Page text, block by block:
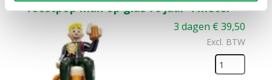
feestpop man op glas 70 jaar 4 meter
3 dagen €39,50
Excl. BTW